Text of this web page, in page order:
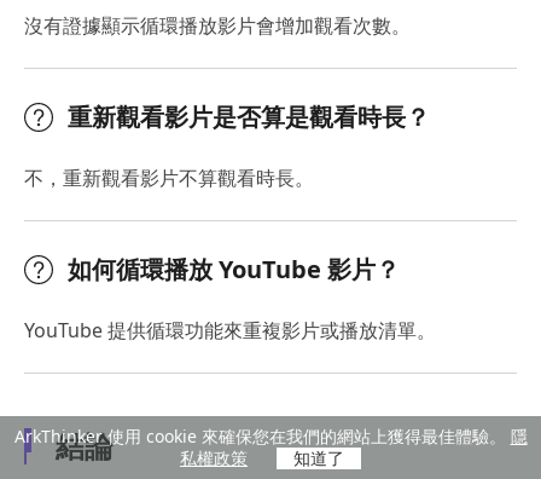
沒有證據顯示循環播放影片會增加觀看次數。
重新觀看影片是否算是觀看時長？
不，重新觀看影片不算觀看時長。
如何循環播放 YouTube 影片？
YouTube 提供循環功能來重複影片或播放清單。
結論
ArkThinker 使用 cookie 來確保您在我們的網站上獲得最佳體驗。 隱
私權政策
知道了